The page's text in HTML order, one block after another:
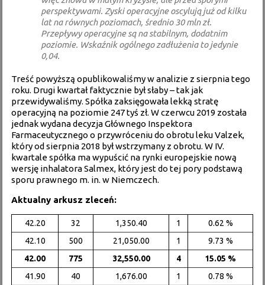
perspektywami. Zyski operacyjne oscylują już od kilku
lat na równych poziomach, średnio 30 mln zł.
Przepływy operacyjne są na stabilnym, dodatnim
poziomie. Wskaźnik ogólnego zadłużenia to jedynie
0,04.
Treść powyższą opublikowaliśmy w analizie z sierpnia tego
roku. Drugi kwartał faktycznie był słaby – tak jak
przewidywaliśmy. Spółka zaksięgowała lekką stratę
operacyjną na poziomie 247 tyś zł. W czerwcu 2019 została
jednak wydana decyzja Głównego Inspektora
Farmaceutycznego o przywróceniu do obrotu leku Valzek,
który od sierpnia 2018 był wstrzymany z obrotu. W IV.
kwartale spółka ma wypuścić na rynki europejskie nową
wersję inhalatora Salmex, który jest do tej pory podstawą
sporu prawnego m. in. w Niemczech.
Aktualny arkusz zleceń:
42.20 32 1,350.40 1
0.62 %
42.10
500 21,050.00 1
9.73 %
42.00
775 32,550.00 4
15.05 %
41.90
40 1,676.00 1
0.78 %